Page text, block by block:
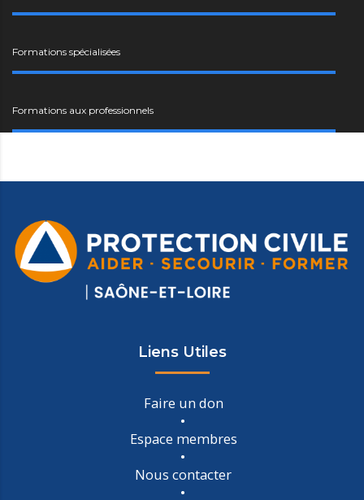
Formations spécialisées
Formations aux professionnels
Liens Utiles
Faire un don
Espace membres
Nous contacter